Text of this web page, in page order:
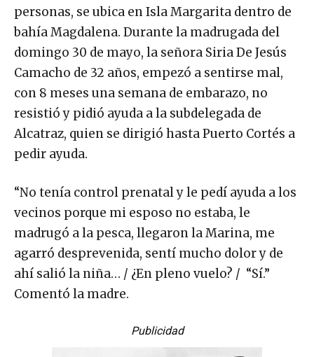
personas, se ubica en Isla Margarita dentro de
bahía Magdalena. Durante la madrugada del
domingo 30 de mayo, la señora Siria De Jesús
Camacho de 32 años, empezó a sentirse mal,
con 8 meses una semana de embarazo, no
resistió y pidió ayuda a la subdelegada de
Alcatraz, quien se dirigió hasta Puerto Cortés a
pedir ayuda.
“No tenía control prenatal y le pedí ayuda a los
vecinos porque mi esposo no estaba, le
madrugó a la pesca, llegaron la Marina, me
agarró desprevenida, sentí mucho dolor y de
ahí salió la niña… / ¿En pleno vuelo? / “Sí.”
Comentó la madre.
Publicidad